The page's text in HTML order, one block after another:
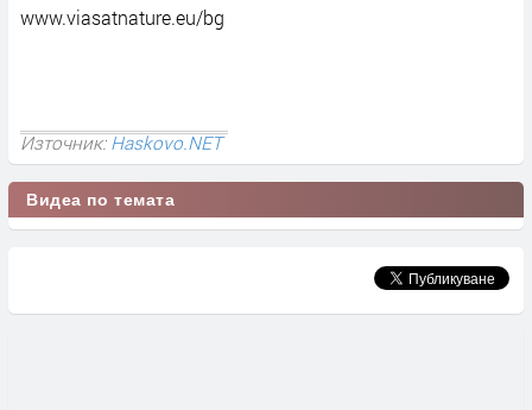
www.viasatnature.eu/bg
Източник: Haskovo.NET
Видеа по темата